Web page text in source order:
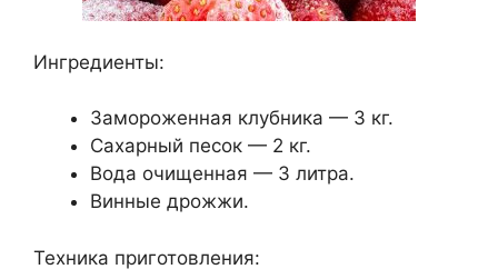
Ингредиенты:
Замороженная клубника — 3 кг.
Сахарный песок — 2 кг.
Вода очищенная — 3 литра.
Винные дрожжи.
Техника приготовления: